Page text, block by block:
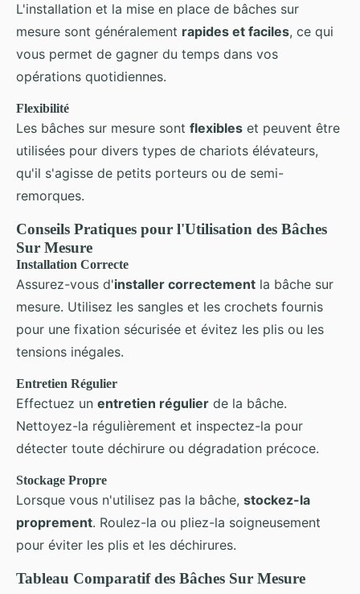
L'installation et la mise en place de bâches sur
mesure sont généralement rapides et faciles, ce qui
vous permet de gagner du temps dans vos
opérations quotidiennes.
Flexibilité
Les bâches sur mesure sont flexibles et peuvent être
utilisées pour divers types de chariots élévateurs,
qu'il s'agisse de petits porteurs ou de semi-
remorques.
Conseils Pratiques pour l'Utilisation des Bâches
Sur Mesure
Installation Correcte
Assurez-vous d'installer correctement la bâche sur
mesure. Utilisez les sangles et les crochets fournis
pour une fixation sécurisée et évitez les plis ou les
tensions inégales.
Entretien Régulier
Effectuez un entretien régulier de la bâche.
Nettoyez-la régulièrement et inspectez-la pour
détecter toute déchirure ou dégradation précoce.
Stockage Propre
Lorsque vous n'utilisez pas la bâche, stockez-la
proprement. Roulez-la ou pliez-la soigneusement
pour éviter les plis et les déchirures.
Tableau Comparatif des Bâches Sur Mesure